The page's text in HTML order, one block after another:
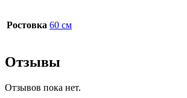
Ростовка 60 см
Отзывы
Отзывов пока нет.